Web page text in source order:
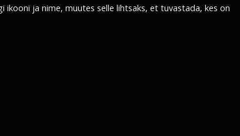
ja nime, muutes selle lihtsaks, et tuvastada, kes on